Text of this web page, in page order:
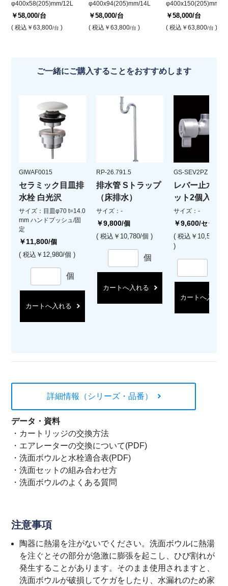
φ400x58(205)mm/12L
￥58,000/台
( 税込 ￥63,800/台 )
φ400x94(205)mm/14L
￥58,000/台
( 税込 ￥63,800/台 )
φ400x150(205)mm/
￥58,000/台
( 税込 ￥63,800/台 )
ご一緒にご購入することをおすすめします
GIWAF0015
セラミック目皿排
水栓 白光沢
サイズ：目皿φ70 t=14.0
mm ハンドプッシュ/固
定
￥11,800/個
( 税込￥12,980/個 )
個
カートへ入れる
RP-26.791.5
排水管 Sトラップ
（床排水）
サイズ：-
￥9,800/個
( 税込￥10,780/個 )
個
カートへ入れる
GS-SEV2PZ
レバー止水栓
ット2個入)
サイズ：-
￥9,600/セット
( 税込￥10,560/セ
)
カートへ入れる
詳細情報（シリーズ・品番）
データ・資料
・ カートリッジの交換方法
・ エアレーターの交換について(PDF)
・洗面ボウルと水栓適合表(PDF)
・洗面セットの組み合わせ方
・洗面ボウルのよくある質問
注意事項
陶器に熱湯を注がないでください。洗面ボウルに熱湯
を注ぐとその部分が急激に膨張を起こし、ひび割れが
発生することがあります。そのまま使用されますと、
洗面ボウルが破損してケガをしたり、水漏れのため家